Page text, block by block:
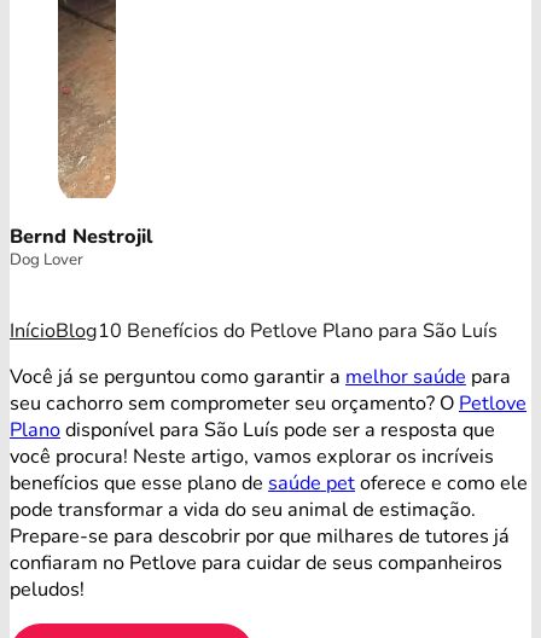
Bernd Nestrojil
Dog Lover
InícioBlog10 Benefícios do Petlove Plano para São Luís
Você já se perguntou como garantir a melhor saúde para
seu cachorro sem comprometer seu orçamento? O Petlove
Planodisponível para São Luís pode ser a resposta que
você procura! Neste artigo, vamos explorar os incríveis
benefícios que esse plano de saúde petoferece e como ele
pode transformar a vida do seu animal de estimação.
Prepare-se para descobrir por que milhares de tutores já
confiaram no Petlove para cuidar de seus companheiros
peludos!